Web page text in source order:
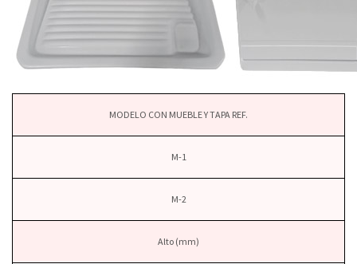
MODELO CON MUEBLE Y TAPA REF.
M-1
M-2
Alto (mm)